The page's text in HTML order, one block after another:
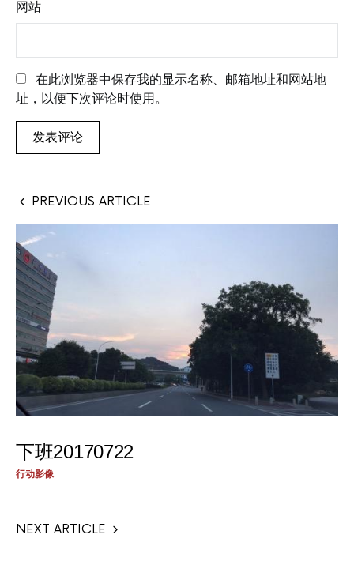
网站
在此浏览器中保存我的显示名称、邮箱地址和网站地
址，以便下次评论时使用。
PREVIOUS ARTICLE
下班20170722
行动影像
NEXT ARTICLE